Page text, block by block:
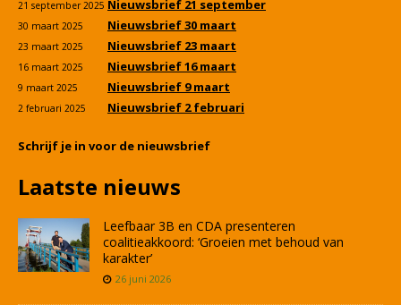
21 september 2025 Nieuwsbrief 21 september
30 maart 2025 Nieuwsbrief 30 maart
23 maart 2025 Nieuwsbrief 23 maart
16 maart 2025 Nieuwsbrief 16 maart
9 maart 2025 Nieuwsbrief 9 maart
2 februari 2025 Nieuwsbrief 2 februari
Schrijf je in voor de nieuwsbrief
Laatste nieuws
Leefbaar 3B en CDA presenteren
coalitieakkoord: ‘Groeien met behoud van
karakter’
26 juni 2026